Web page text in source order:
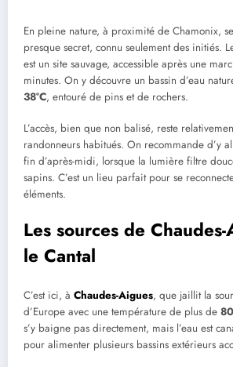
En pleine nature, à proximité de Chamonix,
presque secret, connu seulement des initiés.
est un site sauvage, accessible après une
minutes. On y découvre un bassin d’eau
38°C, entouré de pins et de rochers.
L’accès, bien que non balisé, reste
randonneurs habitués. On recommande d’y
fin d’après-midi, lorsque la lumière filtre
sapins. C’est un lieu parfait pour se
éléments.
Les sources de
le Cantal
C’est ici, à Chaudes-Aigues, que jaillit la
d’Europe avec une température de plus de
s’y baigne pas directement, mais l’eau est
pour alimenter plusieurs bassins extérieurs